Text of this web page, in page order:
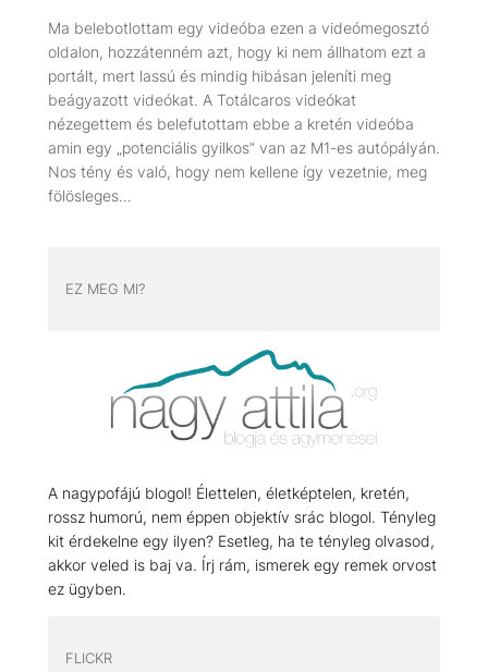
Ma belebotlottam egy videóba ezen a videómegosztó
oldalon, hozzátenném azt, hogy ki nem állhatom ezt a
portált, mert lassú és mindig hibásan jeleníti meg
beágyazott videókat. A Totálcaros videókat
nézegettem és belefutottam ebbe a kretén videóba
amin egy „potenciális gyilkos” van az M1-es autópályán.
Nos tény és való, hogy nem kellene így vezetnie, meg
fölösleges…
EZ MEG MI?
A nagypofájú blogol! Élettelen, életképtelen, kretén,
rossz humorú, nem éppen objektív srác blogol. Tényleg
kit érdekelne egy ilyen? Esetleg, ha te tényleg olvasod,
akkor veled is baj va. Írj rám, ismerek egy remek orvost
ez ügyben.
FLICKR